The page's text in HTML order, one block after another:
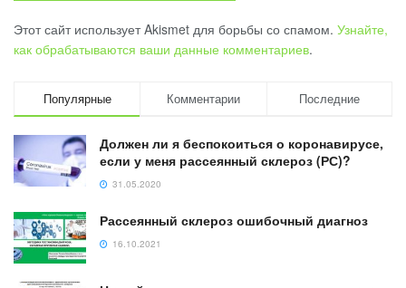
Этот сайт использует Akismet для борьбы со спамом. Узнайте,
как обрабатываются ваши данные комментариев.
Популярные Комментарии Последние
Должен ли я беспокоиться о коронавирусе,
если у меня рассеянный склероз (РС)?
31.05.2020
Рассеянный склероз ошибочный диагноз
16.10.2021